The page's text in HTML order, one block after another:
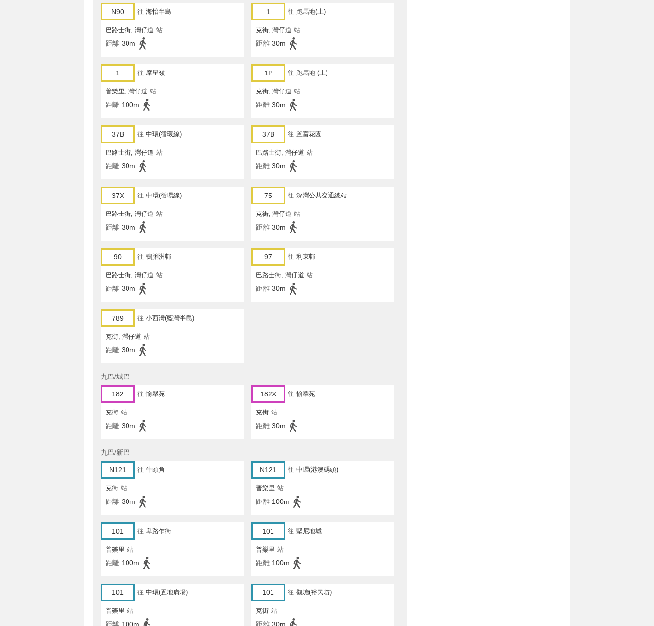
N90 往 海怡半島
巴路士街, 灣仔道 站
距離 30m
1 往 跑馬地(上)
克街, 灣仔道 站
距離 30m
1 往 摩星嶺
普樂里, 灣仔道 站
距離 100m
1P 往 跑馬地 (上)
克街, 灣仔道 站
距離 30m
37B 往 中環(循環線)
巴路士街, 灣仔道 站
距離 30m
37B 往 置富花園
巴路士街, 灣仔道 站
距離 30m
37X 往 中環(循環線)
巴路士街, 灣仔道 站
距離 30m
75 往 深灣公共交通總站
克街, 灣仔道 站
距離 30m
90 往 鴨脷洲邨
巴路士街, 灣仔道 站
距離 30m
97 往 利東邨
巴路士街, 灣仔道 站
距離 30m
789 往 小西灣(藍灣半島)
克街, 灣仔道 站
距離 30m
九巴/城巴
182 往 愉翠苑
克街 站
距離 30m
182X 往 愉翠苑
克街 站
距離 30m
九巴/新巴
N121 往 牛頭角
克街 站
距離 30m
N121 往 中環(港澳碼頭)
普樂里 站
距離 100m
101 往 卑路乍街
普樂里 站
距離 100m
101 往 堅尼地城
普樂里 站
距離 100m
101 往 中環(置地廣場)
普樂里 站
距離 100m
101 往 觀塘(裕民坊)
克街 站
距離 30m